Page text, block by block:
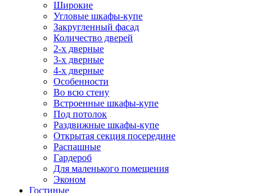
Широкие
Угловые шкафы-купе
Закругленный фасад
Количество дверей
2-х дверные
3-х дверные
4-х дверные
Особенности
Во всю стену
Встроенные шкафы-купе
Под потолок
Раздвижные шкафы-купе
Открытая секция посередине
Распашные
Гардероб
Для маленького помещения
Эконом
Гостиные